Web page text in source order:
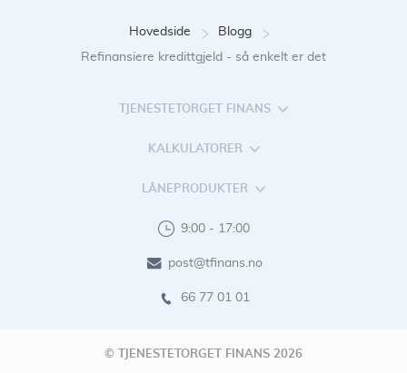
Hovedside
Blogg
Refinansiere kredittgjeld - så enkelt er det
TJENESTETORGET FINANS
KALKULATORER
LÅNEPRODUKTER
9:00 - 17:00
post@tfinans.no
66 77 01 01
© TJENESTETORGET FINANS 2026